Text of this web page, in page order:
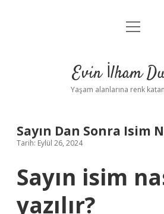
Anasayfa
Yasal Uyarı
menüyü
Evin İlham
Yaşam alanlarına renk
Sayın Dan Sonra Isim
Tarih: Eylül 26, 2024
Sayın isim
yazılır?